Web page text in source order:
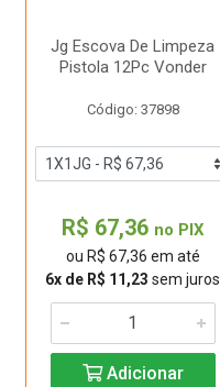
Jg Escova De Limpeza
Pistola 12Pc Vonder
Código: 37898
R$ 67,36 no PIX
ou R$ 67,36 em até
6x de R$ 11,23 sem juros
Adicionar